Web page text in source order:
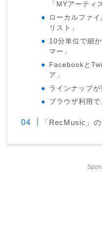
「MYアーティ
ローカルファ
リスト」
10分単位で細
マー」
Facebookと
ア」
ラインナップが
ブラウザ利用で
「RecMusic」